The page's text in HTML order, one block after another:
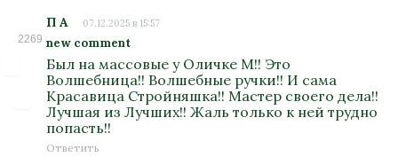
2269
П А 07.12.2025 в 15:57
new comment
Был на массовые у Оличке М!! Это
Волшебница!! Волшебные ручки!! И сама
Красавица Стройняшка!! Мастер своего дела!!
Лучшая из Лучших!! Жаль только к ней трудно
попасть!!
Ответить